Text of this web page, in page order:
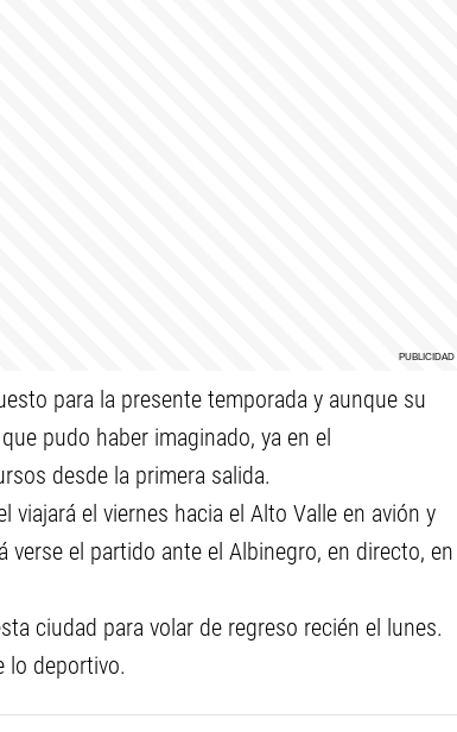
para la presente temporada y aunque su
pudo haber imaginado, ya en el
desde la primera salida.
el viernes hacia el Alto Valle en avión y
el partido ante el Albinegro, en directo, en
ciudad para volar de regreso recién el lunes.
lo deportivo.